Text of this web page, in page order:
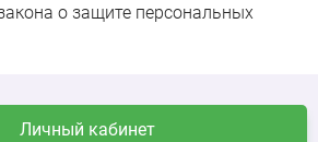
о защите персональных
Личный кабинет